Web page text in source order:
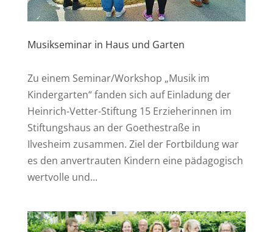
Musikseminar in Haus und Garten
Zu einem Seminar/Workshop „Musik im
Kindergarten“ fanden sich auf Einladung der
Heinrich-Vetter-Stiftung 15 Erzieherinnen im
Stiftungshaus an der Goethestraße in
Ilvesheim zusammen. Ziel der Fortbildung war
es den anvertrauten Kindern eine pädagogisch
wertvolle und...